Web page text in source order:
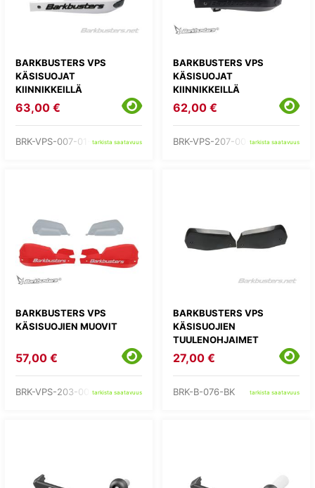
BARKBUSTERS VPS
KÄSISUOJAT
KIINNIKKEILLÄ
63,00 €
BRK-VPS-007-01-WHtarkista saatavuus
BARKBUSTERS VPS
KÄSISUOJAT
KIINNIKKEILLÄ
62,00 €
BRK-VPS-207-00-BBtarkista saatavuus
BARKBUSTERS VPS
KÄSISUOJIEN MUOVIT
57,00 €
BRK-VPS-203-00-RDtarkista saatavuus
BARKBUSTERS VPS
KÄSISUOJIEN
TUULENOHJAIMET
27,00 €
BRK-B-076-BK tarkista saatavuus